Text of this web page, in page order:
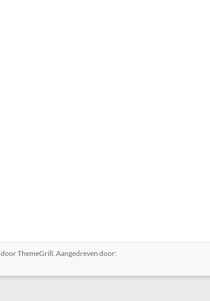
door ThemeGrill. Aangedreven door: